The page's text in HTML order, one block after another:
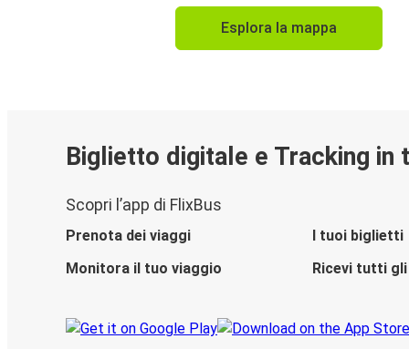
Esplora la mappa
Biglietto digitale e Tracking in
Scopri l’app di FlixBus
Prenota dei viaggi
I tuoi biglietti
Monitora il tuo viaggio
Ricevi tutti